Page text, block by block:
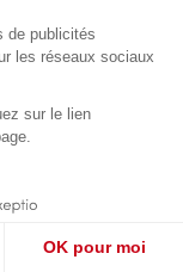
de publicités
les réseaux sociaux
sur le lien
OK pour moi